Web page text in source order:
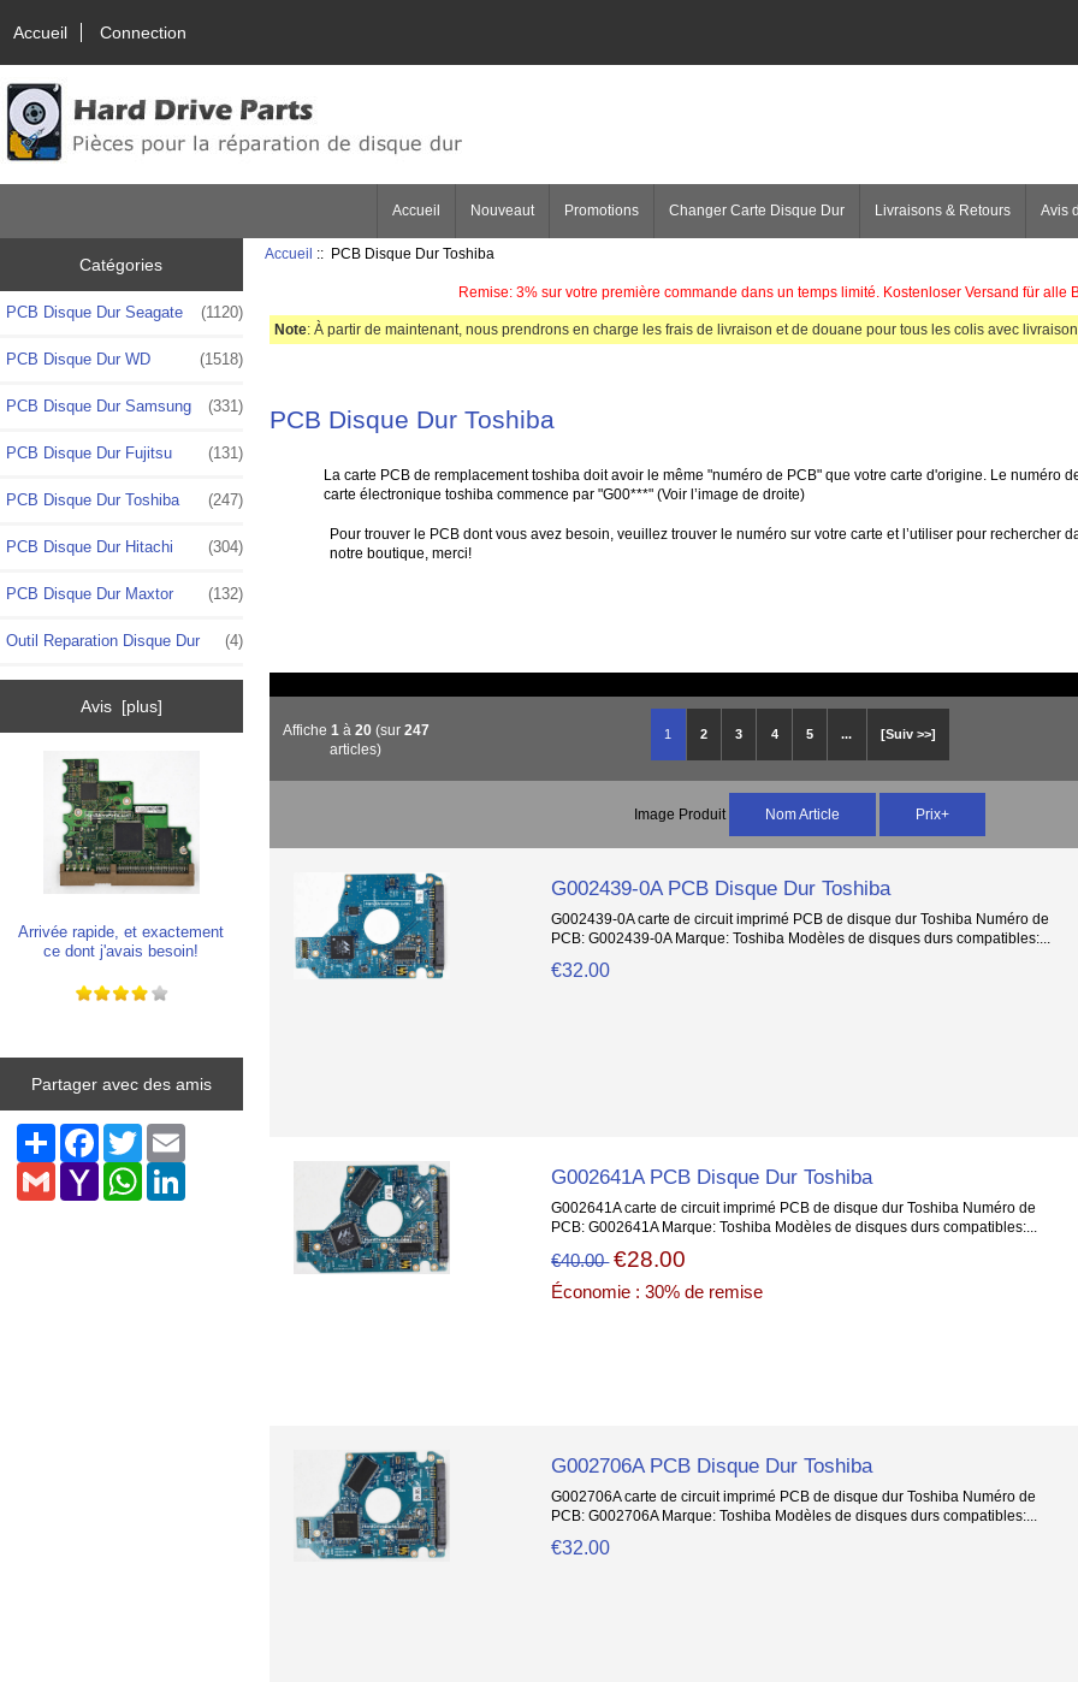
Accueil Connection
Accueil Nouveaut Promotions Changer Carte Disque Dur Livraisons & Retours Avis
Catégories
PCB Disque Dur Seagate (1120)
PCB Disque Dur WD (1518)
PCB Disque Dur Samsung (331)
PCB Disque Dur Fujitsu (131)
PCB Disque Dur Toshiba (247)
PCB Disque Dur Hitachi (304)
PCB Disque Dur Maxtor (132)
Outil Reparation Disque Dur (4)
Avis [plus]
Arrivée rapide, et exactement
ce dont j'avais besoin!
Partager avec des amis
Share Facebook
TwitterEmail
Gmail Yahoo
Mail
WhatsAppLinkedIn
Accueil :: PCB Disque Dur Toshiba
Remise: 3% sur votre première commande dans un temps limité. Kostenloser Versand für alle
Note: À partir de maintenant, nous prendrons en charge les frais de livraison et de douane pour tous les colis avec
PCB Disque Dur Toshiba
La carte PCB de remplacement toshiba doit avoir le même "numéro de PCB" que votre carte d'origine. Le numéro
carte électronique toshiba commence par "G00***" (Voir l’image de droite)
Pour trouver le PCB dont vous avez besoin, veuillez trouver le numéro sur votre carte et l’utiliser pour rechercher
notre boutique, merci!
1 2 3 4 5 ... [Suiv >>]
Affiche 1 à 20(sur 247
articles)
Image Produit Nom Article Prix+
G002439-0A PCB Disque Dur Toshiba
G002439-0A carte de circuit imprimé PCB de disque dur Toshiba Numéro de
PCB: G002439-0A Marque: Toshiba Modèles de disques durs compatibles:...
€32.00
G002641A PCB Disque Dur Toshiba
G002641A carte de circuit imprimé PCB de disque dur Toshiba Numéro de
PCB: G002641A Marque: Toshiba Modèles de disques durs compatibles:...
€40.00 €28.00
Économie : 30% de remise
G002706A PCB Disque Dur Toshiba
G002706A carte de circuit imprimé PCB de disque dur Toshiba Numéro de
PCB: G002706A Marque: Toshiba Modèles de disques durs compatibles:...
€32.00